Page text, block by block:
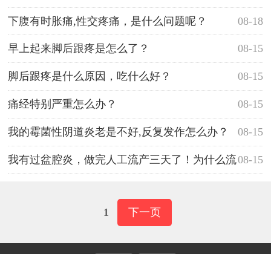
08-18
下腹有时胀痛,性交疼痛，是什么问题呢？
08-15
早上起来脚后跟疼是怎么了？
08-15
脚后跟疼是什么原因，吃什么好？
08-15
痛经特别严重怎么办？
08-15
我的霉菌性阴道炎老是不好,反复发作怎么办？
08-15
我有过盆腔炎，做完人工流产三天了！为什么流
1 下一页